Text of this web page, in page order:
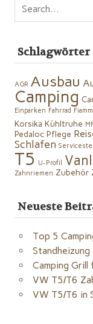
Schlagwörter
AGR Ausbau
Camping
Einparken Fahrrad
Korsika Kühltruhe
Pedaloc Pflege
Schlafen
T5 U-Profil
Zahnriemen Zubehör
Neueste
Top 5
Camping Grill
VW T5/T6
VW T5/T6 in